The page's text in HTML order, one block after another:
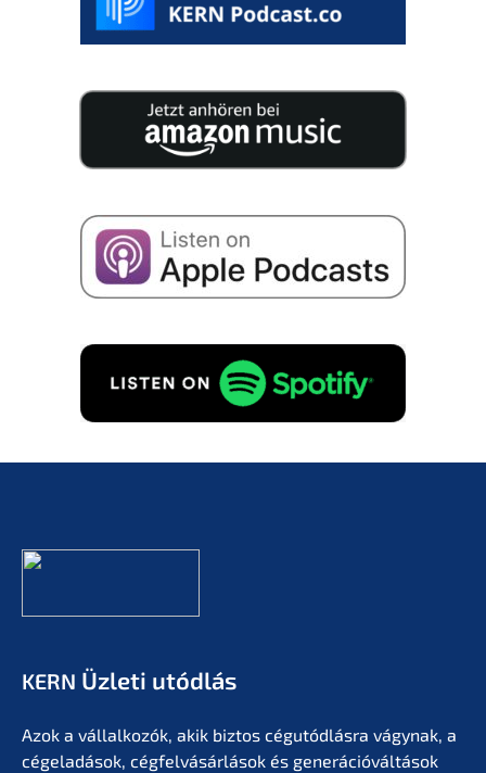
25 szakértő 200 oldal­nyi koncen­trált tudást tesz
Hozzá­já­ru­lok ahhoz, hogy adatai­mat a cég sikeré­
ről szóló e-mailek fogadá­sa céljá­ból tárol­ják az
KÉRÉS INGYENES!
KERN Üzleti utódlás
Azok a vállal­ko­zók, akik biztos cégutód­lás­ra vágynak, a
cégela­dá­sok, cégfel­vá­sár­lá­sok és generá­ció­vál­tá­sok